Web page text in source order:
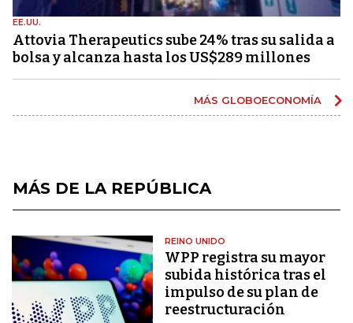
EE.UU.
Attovia Therapeutics sube 24% tras su salida a
bolsa y alcanza hasta los US$289 millones
MÁS GLOBOECONOMÍA
MÁS DE LA REPÚBLICA
REINO UNIDO
WPP registra su mayor
subida histórica tras el
impulso de su plan de
reestructuración